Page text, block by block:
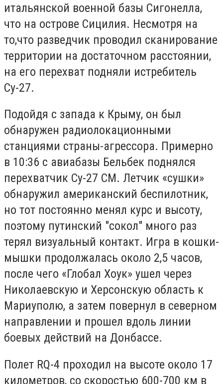
итальянской военной базы Сигонелла,
что на острове Сицилия. Несмотря на
то,что разведчик проводил сканирование
территории на достаточном расстоянии,
на его перехват подняли истребитель
Су-27.
Подойдя с запада к Крыму, он был
обнаружен радиолокационными
станциями страны-агрессора. Примерно
в 10:36 с авиабазы Бельбек поднялся
перехватчик Су-27 СМ. Летчик «сушки»
обнаружил американский беспилотник,
но тот постоянно менял курс и высоту,
поэтому путинский "сокол" много раз
терял визуальный контакт. Игра в кошки-
мышки продолжалась около 2,5 часов,
после чего «Глобал Хоук» ушел через
Николаевскую и Херсонскую область к
Мариуполю, а затем повернул в северном
направлении и прошел вдоль линии
боевых действий на Донбассе.
Полет RQ-4 проходил на высоте около 17
километров, со скоростью 600-700 км в